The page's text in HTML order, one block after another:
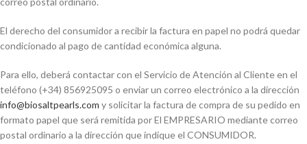
El derecho del consumidor a recibir la factura en papel no podrá quedar
condicionado al pago de cantidad económica alguna.
Para ello, deberá contactar con el Servicio de Atención al Cliente en el
teléfono (+34) 856925095 o enviar un correo electrónico a la dirección
info@biosaltpearls.com y solicitar la factura de compra de su pedido en
formato papel que será remitida por El EMPRESARIO mediante correo
postal ordinario a la dirección que indique el CONSUMIDOR.